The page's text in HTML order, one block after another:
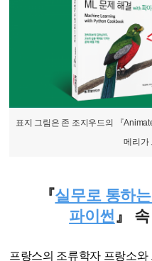
표지 그림은 존 조지우드의 『
메리가
『실무로 통하
파이썬』
프랑스의 조류학자 프랑소